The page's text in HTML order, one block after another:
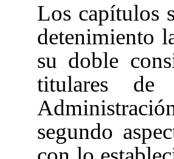
Los capítulos
detenimiento
su doble
titulares
segundo